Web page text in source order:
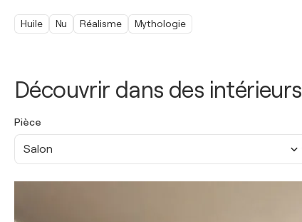
Découvrir dans des intérieurs
Pièce
Salon
Huile Nu Réalisme Mythologie